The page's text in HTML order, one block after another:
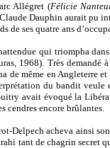
Allégret (Félicie
Dauphin aurait pu
de ses quatre ans
qui triompha
1968). Très demandé
de même en Angleterre
du bandit
avait évoqué la
cendres encore brûlantes.
Delpech acheva ainsi
tant de chagrin secret